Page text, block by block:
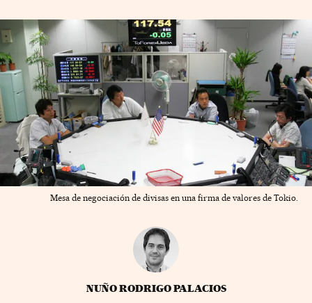
Mesa de negociación de divisas en una firma de valores de Tokio.
NUÑO RODRIGO PALACIOS